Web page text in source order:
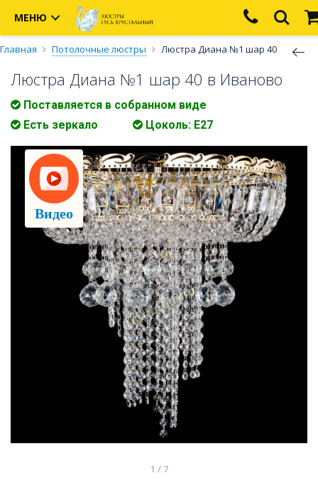
МЕНЮ
Главная Потолочные люстры Люстра Диана №1 шар 40
Люстра Диана №1 шар 40 в Иваново
Поставляется в собранном виде
Есть зеркало
Цоколь: Е27
Видео
1 / 7